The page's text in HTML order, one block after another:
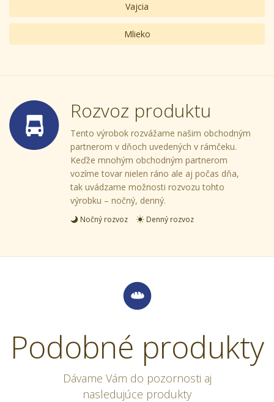
Vajcia
Mlieko
Rozvoz produktu
Tento výrobok rozvážame našim obchodným
partnerom v dňoch uvedených v rámčeku.
Keďže mnohým obchodným partnerom
vozíme tovar nielen ráno ale aj počas dňa,
tak uvádzame možnosti rozvozu tohto
výrobku – nočný, denný.
Nočný rozvoz Denný rozvoz
Podobné produkty
Dávame Vám do pozornosti aj
nasledujúce produkty